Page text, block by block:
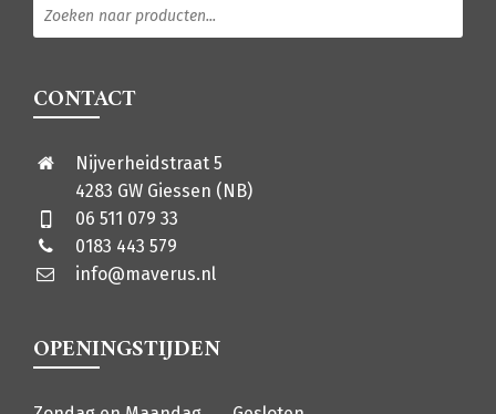
CONTACT
Nijverheidstraat 5
4283 GW Giessen (NB)
06 511 079 33
0183 443 579
info@maverus.nl
OPENINGSTIJDEN